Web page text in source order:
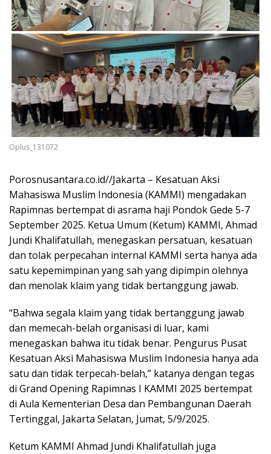
Oplus_131072
Porosnusantara.co.id//Jakarta – Kesatuan Aksi
Mahasiswa Muslim Indonesia (KAMMI) mengadakan
Rapimnas bertempat di asrama haji Pondok Gede 5-7
September 2025. Ketua Umum (Ketum) KAMMI, Ahmad
Jundi Khalifatullah, menegaskan persatuan, kesatuan
dan tolak perpecahan internal KAMMI serta hanya ada
satu kepemimpinan yang sah yang dipimpin olehnya
dan menolak klaim yang tidak bertanggung jawab.
“Bahwa segala klaim yang tidak bertanggung jawab
dan memecah-belah organisasi di luar, kami
menegaskan bahwa itu tidak benar. Pengurus Pusat
Kesatuan Aksi Mahasiswa Muslim Indonesia hanya ada
satu dan tidak terpecah-belah,” katanya dengan tegas
di Grand Opening Rapimnas I KAMMI 2025 bertempat
di Aula Kementerian Desa dan Pembangunan Daerah
Tertinggal, Jakarta Selatan, Jumat, 5/9/2025.
Ketum KAMMI Ahmad Jundi Khalifatullah juga